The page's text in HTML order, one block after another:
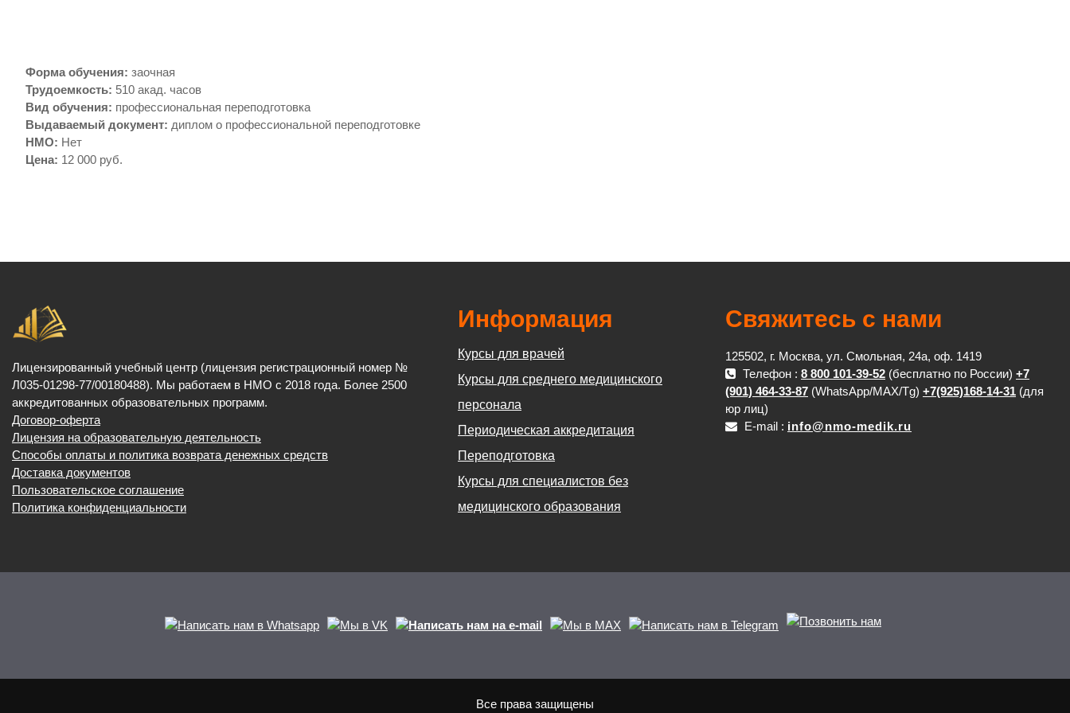
Форма обучения: заочная
Трудоемкость: 510 акад. часов
Вид обучения: профессиональная переподготовка
Выдаваемый документ: диплом о профессиональной переподготовке
НМО: Нет
Цена: 12 000 руб.
Лицензированный учебный центр (лицензия регистрационный номер №
Л035-01298-77/00180488). Мы работаем в НМО с 2018 года. Более 2500
аккредитованных образовательных программ.
Договор-оферта
Лицензия на образовательную деятельность
Способы оплаты и политика возврата денежных средств
Доставка документов
Пользовательское соглашение
Политика конфиденциальности
Информация
Курсы для врачей
Курсы для среднего медицинского
персонала
Периодическая аккредитация
Переподготовка
Курсы для специалистов без
медицинского образования
Свяжитесь с нами
125502, г. Москва, ул. Смольная, 24а, оф. 1419
Телефон : 8 800 101-39-52 (бесплатно по России) +7
(901) 464-33-87 (WhatsApp/MAX/Tg) +7(925)168-14-31 (для
юр лиц)
E-mail : info@nmo-medik.ru
Все права защищены